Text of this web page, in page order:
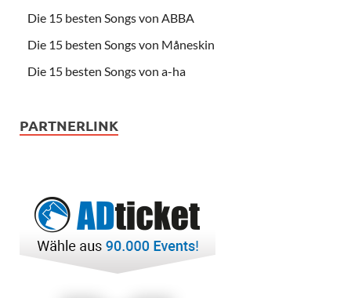
Die 15 besten Songs von ABBA
Die 15 besten Songs von Måneskin
Die 15 besten Songs von a-ha
PARTNERLINK